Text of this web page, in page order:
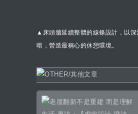
▲床頭牆延續整體的線條設計，以
暗，營造最稱心的休憩環境。